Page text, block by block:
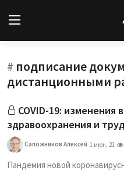
Вход
Статьи
Авторы
# подписание
дистанционными
COVID-19: изменения
здравоохранения и
Сапожников Алексей 1 июн, 21
Пандемия новой